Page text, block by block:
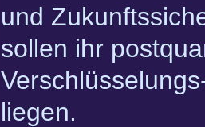
und
sollen ihr
liegen.